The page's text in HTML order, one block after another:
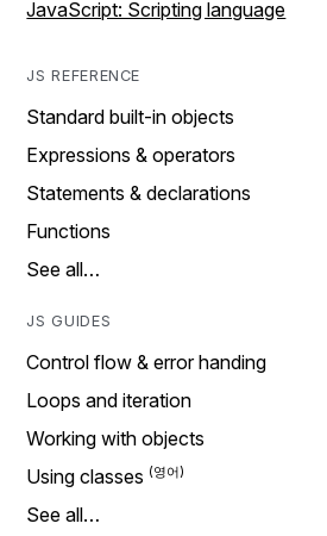
JavaScript: Scripting language
JS REFERENCE
Standard built-in objects
Expressions & operators
Statements & declarations
Functions
See all…
JS GUIDES
Control flow & error handing
Loops and iteration
Working with objects
Using classes
See all…